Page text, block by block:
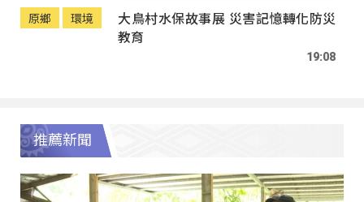
原鄉 環境
大鳥村水保故事展 災害記憶轉化防災
教育
19:08
推薦新聞